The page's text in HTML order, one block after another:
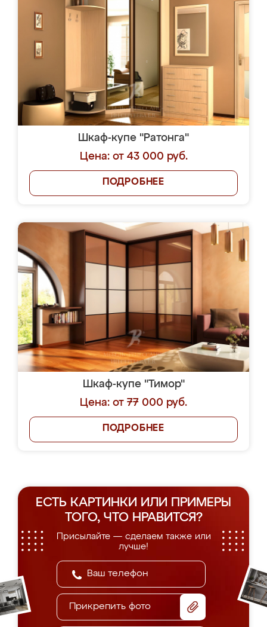
Шкаф-купе "Ратонга"
Цена: от 43 000 руб.
ПОДРОБНЕЕ
Шкаф-купе "Тимор"
Цена: от 77 000 руб.
ПОДРОБНЕЕ
ЕСТЬ КАРТИНКИ ИЛИ ПРИМЕРЫ
ТОГО, ЧТО НРАВИТСЯ?
Присылайте — сделаем также или
лучше!
Прикрепить фото